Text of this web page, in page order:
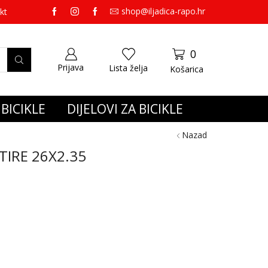
65,00 eura gratis dostava.shop@iljadica-rapo.hr
Prijava Lista želja
0
Košarica
DIJELOVI ZA BICIKLE
Nazad
26X2.35